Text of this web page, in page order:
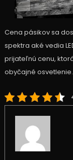
Cena pásikov sa
spektra aké vedia
prijateľnú cenu,
obyčajné